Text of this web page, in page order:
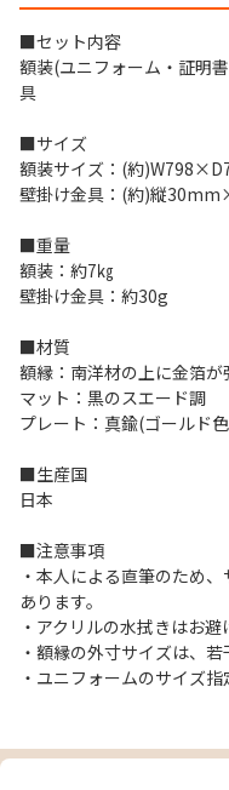
■セット内容
額装(ユニフォーム・証明
具
■サイズ
額装サイズ：(約
壁掛け金具：(約)縦
■重量
額装：約7㎏
壁掛け金具：約30g
■材質
額縁：南洋材の上に金箔が
マット：黒のスエード調
プレート：真鍮(ゴールド
■生産国
日本
■注意事項
・本人による直筆のため
あります。
・アクリルの水拭きはお避
・額縁の外寸サイズは、
・ユニフォームのサイズ指